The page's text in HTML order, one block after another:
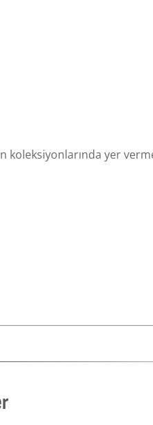
koleksiyonlarında yer